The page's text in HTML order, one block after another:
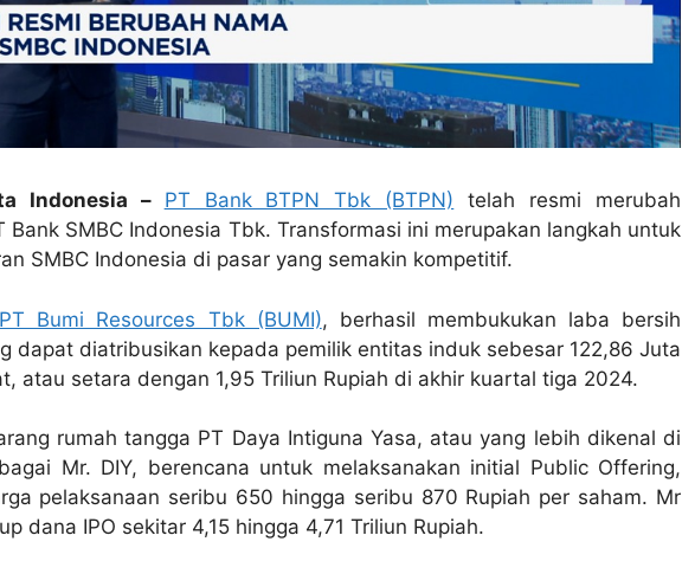
Indonesia – PT Bank BTPN Tbk (BTPN) telah resmi merubah
Bank SMBC Indonesia Tbk. Transformasi ini merupakan langkah untuk
SMBC Indonesia di pasar yang semakin kompetitif.
PT Bumi Resources Tbk (BUMI), berhasil membukukan laba bersih
dapat diatribusikan kepada pemilik entitas induk sebesar 122,86 Juta
atau setara dengan 1,95 Triliun Rupiah di akhir kuartal tiga 2024.
rumah tangga PT Daya Intiguna Yasa, atau yang lebih dikenal di
Mr. DIY, berencana untuk melaksanakan initial Public Offering,
pelaksanaan seribu 650 hingga seribu 870 Rupiah per saham. Mr
dana IPO sekitar 4,15 hingga 4,71 Triliun Rupiah.